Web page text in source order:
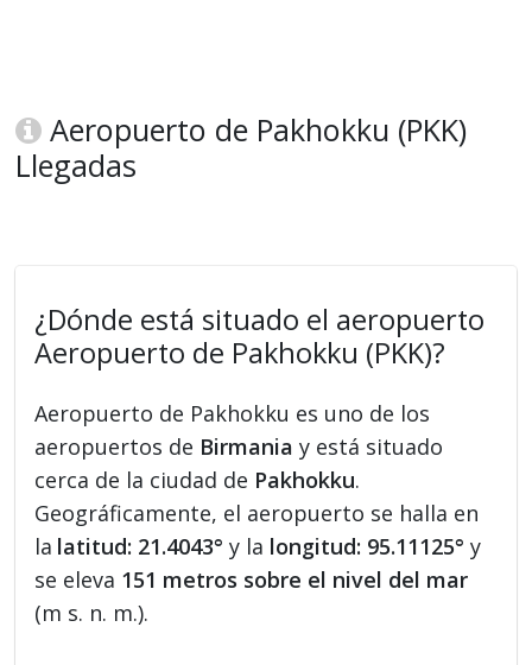
Aeropuerto de Pakhokku (PKK)
Llegadas
¿Dónde está situado el aeropuerto
Aeropuerto de Pakhokku (PKK)?
Aeropuerto de Pakhokku es uno de los
aeropuertos de Birmania y está situado
cerca de la ciudad de Pakhokku.
Geográficamente, el aeropuerto se halla en
la latitud: 21.4043° y la longitud: 95.11125° y
se eleva 151 metros sobre el nivel del mar
(m s. n. m.).